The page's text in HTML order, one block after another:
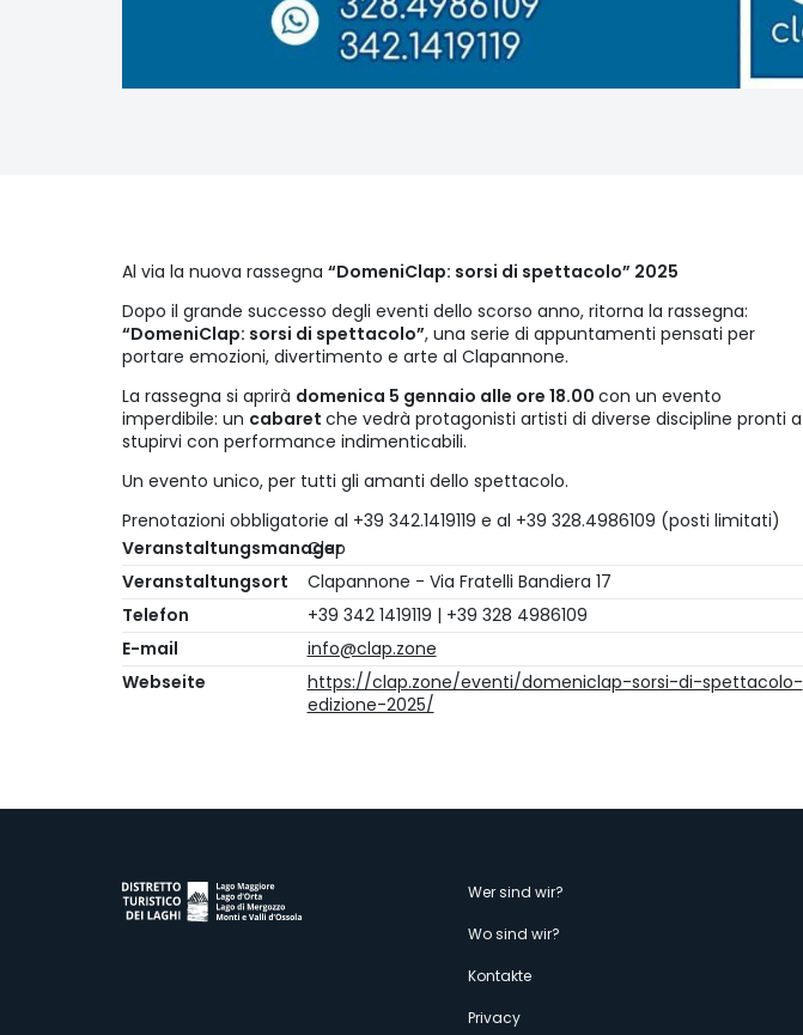
Al via la nuova rassegna “DomeniClap: sorsi di spettacolo” 2025
Dopo il grande successo degli eventi dello scorso anno, ritorna la rassegna:
“DomeniClap: sorsi di spettacolo”, una serie di appuntamenti pensati per
portare emozioni, divertimento e arte al Clapannone.
La rassegna si aprirà domenica 5 gennaio alle ore 18.00 con un evento
imperdibile: un cabaret che vedrà protagonisti artisti di diverse discipline pronti a
stupirvi con performance indimenticabili.
Un evento unico, per tutti gli amanti dello spettacolo.
Prenotazioni obbligatorie al +39 342.1419119 e al +39 328.4986109 (posti limitati)
Veranstaltungsmanager
Clap
Veranstaltungsort
Clapannone - Via Fratelli Bandiera 17
Telefon
+39 342 1419119 | +39 328 4986109
E-mail
info@clap.zone
Webseite
https://clap.zone/eventi/domeniclap-sorsi-di-spettacolo-
edizione-2025/
Menù
secondario
Wer sind wir?
Wo sind wir?
Kontakte
Privacy